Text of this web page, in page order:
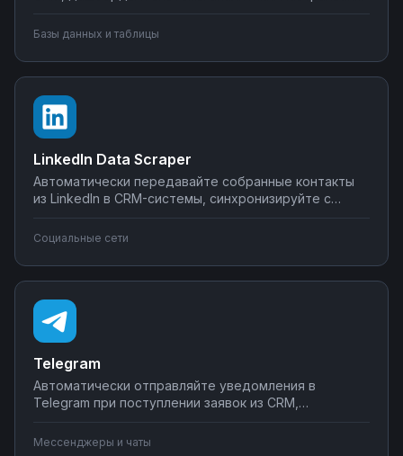
метрики с внешними сервисами, создавайте
Управляйте интеграциями BigQuery без SQL-
программирования.
Базы данных и таблицы
LinkedIn Data Scraper
Автоматически передавайте собранные контакты
из LinkedIn в CRM-системы, синхронизируйте с
продаж. Настройте интеграции LinkedIn Data Scraper
сложных сценариев обработки лидов.
Социальные сети
Telegram
Автоматически отправляйте уведомления в
Telegram при поступлении заявок из CRM,
запросов, синхронизируйте сообщения с системами
Мессенджеры и чаты